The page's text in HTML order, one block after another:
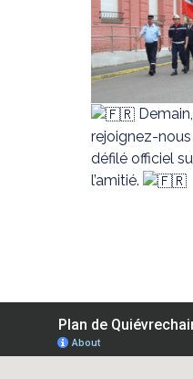
rejoignez-nous
défilé officiel
l’amitié.